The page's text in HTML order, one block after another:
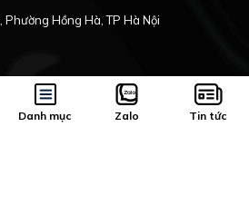
Phường Hồng Hà, TP Hà Nội
Danh mục Zalo Tin tức